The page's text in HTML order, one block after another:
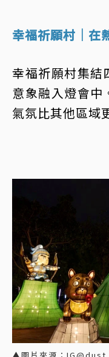
幸福祈願村｜在
幸福祈願村集結
意象融入燈會中
氣氛比其他區域